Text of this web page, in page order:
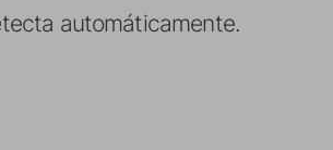
automáticamente.